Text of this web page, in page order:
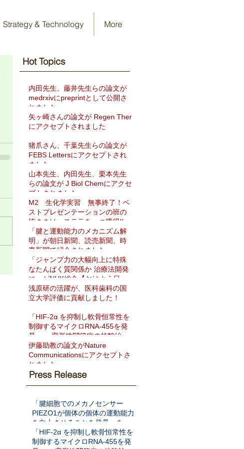
Strategy & Technology More
Hot Topics​
内田先生、藤井先生らの論文が
medrxivにpreprintとして公開さ
れました
矢ヶ崎さんの論文が Regen Ther
にアクセプトされました
猪爪さん、千葉先生らの論文が
FEBS Lettersにアクセプトされ
ました
山本先生、内田先生、栗本先生
らの論文が J Biol Chemにアクセ
プトされました
M2 生化学実習 無事終了！ベ
ストプレゼンテーションの班の
皆さまは、ステラを一つ獲得!!
「腱と運動能力のメカニズム解
明」が朝日新聞、読売新聞、時
事新聞で紹介されました
「ジャンプ力の大幅向上に特殊
なたんぱく質関係か 治療法開発
に」がNHK総合【おはよう日
本】で紹介されました
浅原研の活躍が、医科歯科の国
立大学評価に貢献しました！
「HIF-2α を抑制し軟骨恒常性を
制御するマイクロRNA-455を発
見」― 変形性関節症の核酸治療
法開発へ期待 ―をNat Commun
に発表
伊藤助教の論文がNature
Communicationsにアクセプトさ
れました
Press Release
「腱細胞でのメカノセンサー
PIEZO1が個体の個体の運動能力
を向上させることを発見」を
Science Translational Medicine
に発表
「HIF-2α を抑制し軟骨恒常性を
制御するマイクロRNA-455を発